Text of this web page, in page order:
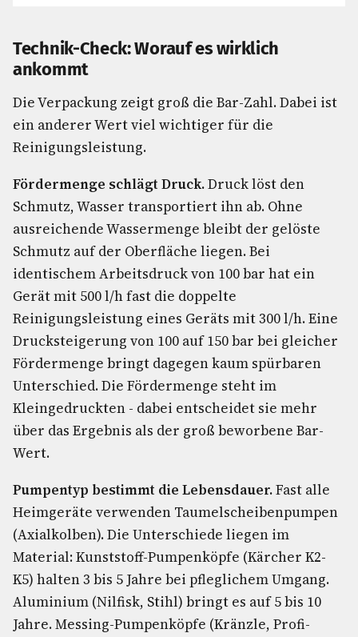
Technik-Check: Worauf es wirklich
ankommt
Die Verpackung zeigt groß die Bar-Zahl. Dabei ist
ein anderer Wert viel wichtiger für die
Reinigungsleistung.
Fördermenge schlägt Druck.Druck löst den
Schmutz, Wasser transportiert ihn ab. Ohne
ausreichende Wassermenge bleibt der gelöste
Schmutz auf der Oberfläche liegen. Bei
identischem Arbeitsdruck von 100 bar hat ein
Gerät mit 500 l/h fast die doppelte
Reinigungsleistung eines Geräts mit 300 l/h. Eine
Drucksteigerung von 100 auf 150 bar bei gleicher
Fördermenge bringt dagegen kaum spürbaren
Unterschied. Die Fördermenge steht im
Kleingedruckten - dabei entscheidet sie mehr
über das Ergebnis als der groß beworbene Bar-
Wert.
Pumpentyp bestimmt die Lebensdauer.Fast alle
Heimgeräte verwenden Taumelscheibenpumpen
(Axialkolben). Die Unterschiede liegen im
Material: Kunststoff-Pumpenköpfe (Kärcher K2-
K5) halten 3 bis 5 Jahre bei pfleglichem Umgang.
Aluminium (Nilfisk, Stihl) bringt es auf 5 bis 10
Jahre. Messing-Pumpenköpfe (Kränzle, Profi-